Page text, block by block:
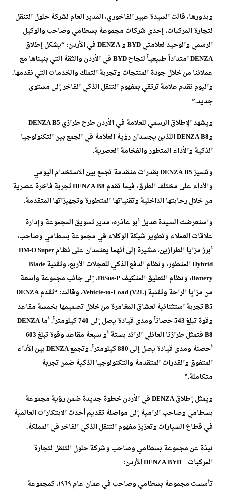
وبدورها، قالت السيدة عبير الفاخوري، المدير العام لشركة حلول التنقل
لتجارة المركبات، إحدى شركات مجموعة بسطامي وصاحب والوكيل
الرسمي والوحيد لعلامتي BYD و DENZA في الأردن: “يشكل إطلاق
DENZA امتداداً طبيعياً لنجاح BYD في الأردن والثقة التي بنيناها مع
عملائنا من خلال جودة المنتجات وتجربة التملك والخدمات التي نقدمها.
واليوم نقدم علامة ترتقي بمفهوم التنقل الذكي الفاخر إلى مستوى
جديد.”
ويشهد الإطلاق الرسمي للعلامة في الأردن طرح طرازي DENZA B5
وDENZA B8 اللذين يجسدان رؤية العلامة في الجمع بين التكنولوجيا
الذكية والأداء المتطور والفخامة العصرية.
وتتميز DENZA B5 بقدرات متقدمة تجمع بين الاستخدام اليومي
والأداء على مختلف الطرق، فيما تقدم DENZA B8 تجربة فاخرة عصرية
من خلال رحابتها الداخلية وتقنياتها المتطورة وتجهيزاتها المتقدمة.
واستعرضت السيدة هديل أبو عاذره، مدير تسويق المجموعة وإدارة
علاقات العملاء وتطوير شبكة الوكلاء في مجموعة بسطامي وصاحب،
أبرز مزايا الطرازين، مشيرة إلى أنهما يعتمدان على نظام DM-O Super
Hybrid المتطور، ونظام الدفع الذكي للعجلات الأربع، وتقنية Blade
Battery، ونظام التعليق المتكيف DiSus-P، إلى جانب مجموعة واسعة
من مزايا الراحة وتقنية Vehicle-to-Load (V2L)، وقالت: “تقدم DENZA
B5 تجربة استثنائية لعشاق المغامرة من خلال تصميمها بخمسة مقاعد
وقوة تبلغ 543 حصاناً ومدى قيادة يصل إلى 740 كيلومتراً. أما DENZA
B8 فتمثل طرازنا العائلي الرائد بستة أو سبعة مقاعد وقوة تبلغ 603
أحصنة ومدى قيادة يصل إلى 880 كيلومتراً. وتجمع DENZA بين الأداء
المتفوق والقدرات المتقدمة والتكنولوجيا الذكية ضمن تجربة
متكاملة.”
ويمثل إطلاق DENZA في الأردن خطوة جديدة ضمن رؤية مجموعة
بسطامي وصاحب الرامية إلى مواصلة تقديم أحدث الابتكارات العالمية
في قطاع السيارات وتعزيز مفهوم التنقل الذكي الفاخر في المملكة.
نبذة عن مجموعة بسطامي وصاحب وشركة حلول التنقل لتجارة
المركبات – DENZA BYD الأردن:
تأسست مجموعة بسطامي وصاحب في عمان عام ١٩٦٩، كمجموعة